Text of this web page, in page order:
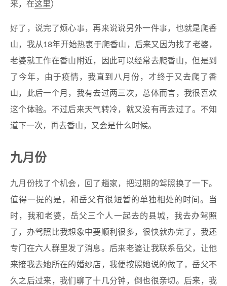
来，在这里）
好了，说完了烦心事，再来说说另外一件事，也就是爬香
山，我从18年开始热衷于爬香山，后来又因为找了老婆，
老婆就工作在香山附近，因此可以经常去爬香山，但是到
了今年，由于疫情，我直到八月份，才终于又去爬了香
山，此后一个月，我有去过两三次，总体而言，我很喜欢
这个体验。不过后来天气转冷，就又没有再去过了。不知
道下一次，再去香山，又会是什么时候。
九月份
九月份找了个机会，回了趟家，把过期的驾照换了一下。
值得一提的是，和岳父有很短暂的单独相处的时间。当
时，我和老婆，岳父三个人一起去的县城，我去办驾照
了，办驾照比我想象中要顺利很多，很快就办完了，我还
专门在六人群里发了消息。后来老婆让我联系岳父，让他
来接我去她所在的婚纱店，我便按照她说的做了，岳父不
久之后过来，我们聊了十几分钟，倒也很亲切。后来，我